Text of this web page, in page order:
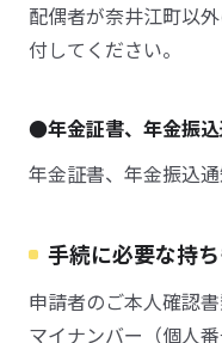
配偶者が奈井江町以
付してください。
●年金証書、年金振
年金証書、年金振込
手続に必要な持
申請者のご本人確認
マイナンバー（個人